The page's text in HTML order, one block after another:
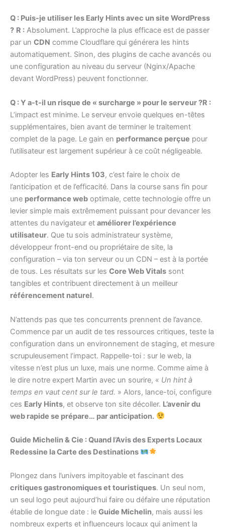
Q : Puis-je utiliser les Early Hints avec un site WordPress
? R : Absolument. L’approche la plus efficace est de passer
par un CDN comme Cloudflare qui générera les hints
automatiquement. Sinon, des plugins de cache avancés ou
une configuration au niveau du serveur (Nginx/Apache
devant WordPress) peuvent fonctionner.
Q : Y a-t-il un risque de « surcharge » pour le serveur ?R :
L’impact est minime. Le serveur envoie quelques en-têtes
supplémentaires, bien avant de terminer le traitement
complet de la page. Le gain en performance perçue pour
l’utilisateur est largement supérieur à ce coût négligeable.
Adopter les Early Hints 103, c’est faire le choix de
l’anticipation et de l’efficacité. Dans la course sans fin pour
une performance web optimale, cette technologie offre un
levier simple mais extrêmement puissant pour devancer les
attentes du navigateur et améliorer l’expérience
utilisateur. Que tu sois administrateur système,
développeur front-end ou propriétaire de site, la
configuration – via ton serveur ou un CDN – est à la portée
de tous. Les résultats sur les Core Web Vitals sont
tangibles et contribuent directement à un meilleur
référencement naturel.
N’attends pas que tes concurrents prennent de l’avance.
Commence par un audit de tes ressources critiques, teste la
configuration dans un environnement de staging, et mesure
scrupuleusement l’impact. Rappelle-toi : sur le web, la
vitesse n’est plus un luxe, mais une norme. Comme aime à
le dire notre expert Martin avec un sourire, « Un hint à
temps en vaut cent sur le tard. » Alors, lance-toi, configure
ces Early Hints, et observe ton site décoller. L’avenir du
web rapide se prépare… par anticipation.
Guide Michelin & Cie : Quand l’Avis des Experts Locaux
Redessine la Carte des Destinations
Plongez dans l’univers impitoyable et fascinant des
critiques gastronomiques et touristiques. Un seul nom,
un seul logo peut aujourd’hui faire ou défaire une réputation
établie de longue date : le Guide Michelin, mais aussi les
nombreux experts et influenceurs locaux qui animent la